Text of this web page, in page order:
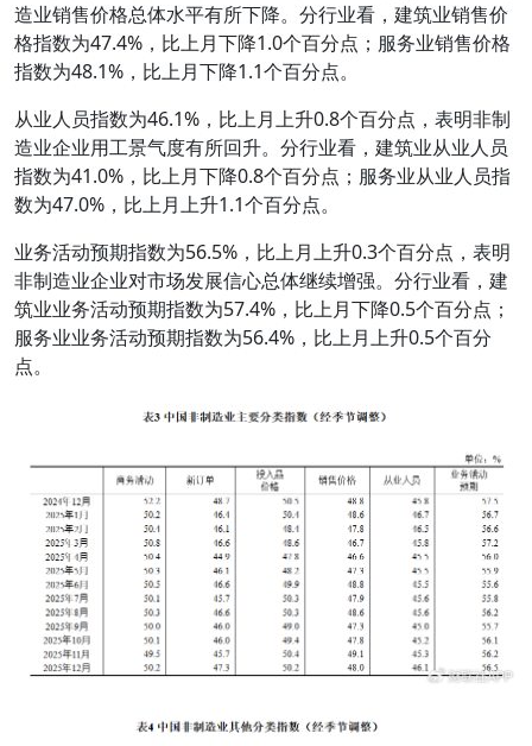
造业销售价格总体水平有所下降。分行业看，建筑业销售价
格指数为47.4%，比上月下降1.0个百分点；服务业销售价格
指数为48.1%，比上月下降1.1个百分点。
从业人员指数为46.1%，比上月上升0.8个百分点，表明非制
造业企业用工景气度有所回升。分行业看，建筑业从业人员
指数为41.0%，比上月下降0.8个百分点；服务业从业人员指
数为47.0%，比上月上升1.1个百分点。
业务活动预期指数为56.5%，比上月上升0.3个百分点，表明
非制造业企业对市场发展信心总体继续增强。分行业看，建
筑业业务活动预期指数为57.4%，比上月下降0.5个百分点；
服务业业务活动预期指数为56.4%，比上月上升0.5个百分
点。